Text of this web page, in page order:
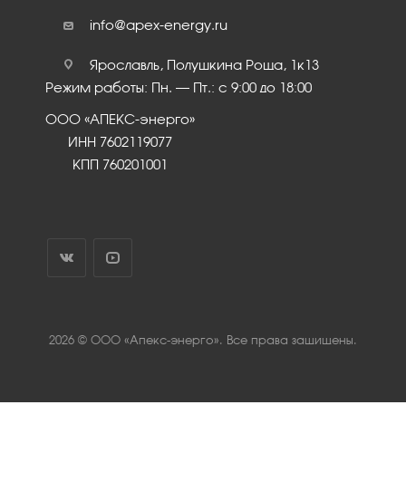
info@apex-energy.ru
Ярославль, Полушкина Роща, 1к13
Режим работы: Пн. – Пт.: с 9:00 до 18:00
ООО «АПЕКС-энерго»
ИНН 7602119077
КПП 760201001
2026 © ООО «Апекс-энерго». Все права защищены.